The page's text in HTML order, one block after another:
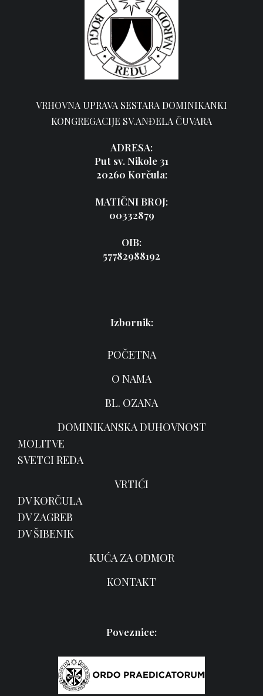
VRHOVNA UPRAVA SESTARA DOMINIKANKI
KONGREGACIJE SV.ANĐELA ČUVARA
ADRESA:
Put sv. Nikole 31
20260 Korčula:
MATIČNI BROJ:
00332879
OIB:
57782988192
Izbornik:
POČETNA
O NAMA
BL. OZANA
DOMINIKANSKA DUHOVNOST
MOLITVE
SVETCI REDA
VRTIĆI
DV KORČULA
DV ZAGREB
DV ŠIBENIK
KUĆA ZA ODMOR
KONTAKT
Poveznice: